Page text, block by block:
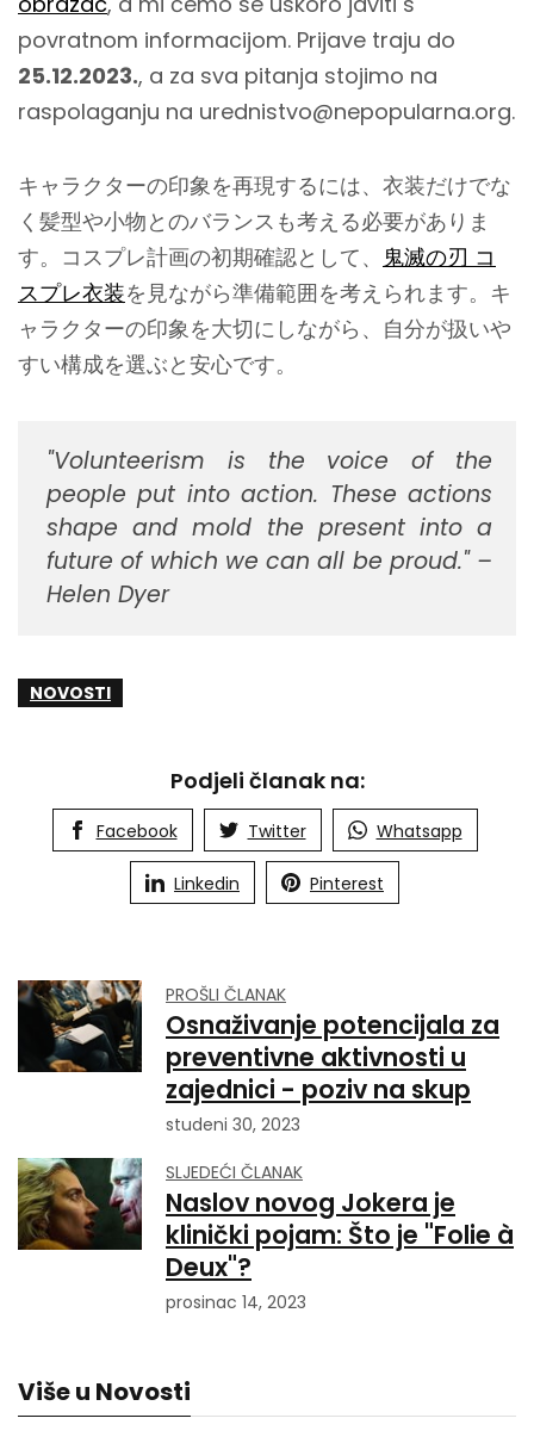
povratnom informacijom. Prijave traju do
25.12.2023., a za sva pitanja stojimo na
raspolaganju na urednistvo@nepopularna.org.
キャラクターの印象を再現するには、衣装だけでな
く髪型や小物とのバランスも考える必要がありま
す。コスプレ計画の初期確認として、 鬼滅の刃 コ
スプレ衣装を見ながら準備範囲を考えられます。キ
ャラクターの印象を大切にしながら、自分が扱いや
すい構成を選ぶと安心です。
"Volunteerism is the voice of the
people put into action. These actions
shape and mold the present into a
future of which we can all be proud." –
Helen Dyer
NOVOSTI
Podjeli članak na:
Facebook Twitter Whatsapp
Linkedin Pinterest
PROŠLI ČLANAK
Osnaživanje potencijala za
preventivne aktivnosti u
zajednici - poziv na skup
studeni 30, 2023
SLJEDEĆI ČLANAK
Naslov novog Jokera je
klinički pojam: Što je "Folie à
Deux"?
prosinac 14, 2023
Više u Novosti